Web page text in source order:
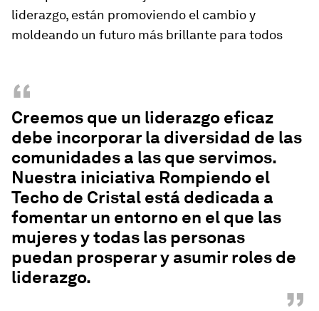
liderazgo, están promoviendo el cambio y
moldeando un futuro más brillante para todos
“
Creemos que un liderazgo eficaz
debe incorporar la diversidad de las
comunidades a las que servimos.
Nuestra iniciativa Rompiendo el
Techo de Cristal está dedicada a
fomentar un entorno en el que las
mujeres y todas las personas
puedan prosperar y asumir roles de
liderazgo.